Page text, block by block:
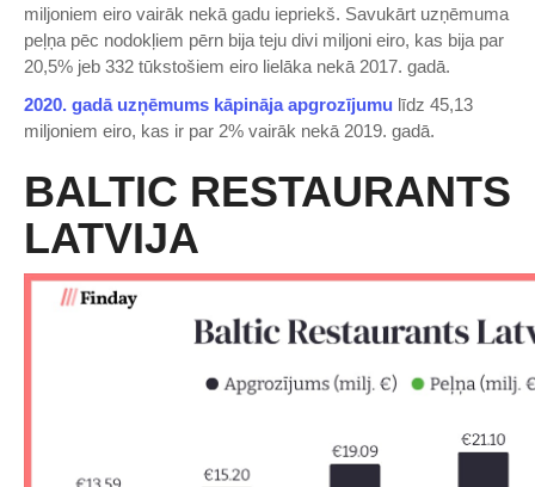
miljoniem eiro vairāk nekā gadu iepriekš. Savukārt uzņēmuma
peļņa pēc nodokļiem pērn bija teju divi miljoni eiro, kas bija par
20,5% jeb 332 tūkstošiem eiro lielāka nekā 2017. gadā.
2020. gadā uzņēmums kāpināja apgrozījumu līdz 45,13
miljoniem eiro, kas ir par 2% vairāk nekā 2019. gadā.
BALTIC RESTAURANTS
LATVIJA